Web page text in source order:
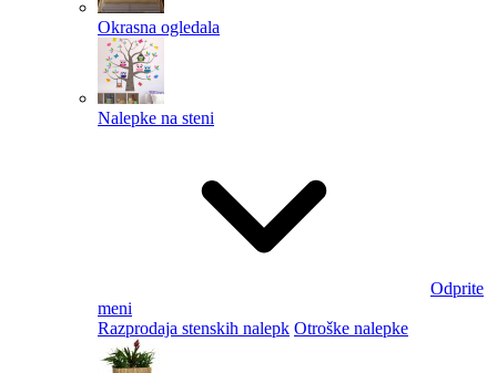
Okrasna ogledala
Nalepke na steni
Odprite
meni
Razprodaja stenskih nalepk Otroške nalepke